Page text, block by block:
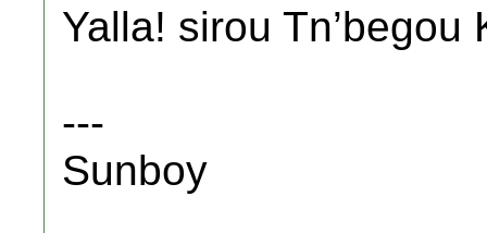
Yalla! sirou
---
Sunboy